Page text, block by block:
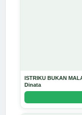
ISTRIKU BUKAN
Dinata